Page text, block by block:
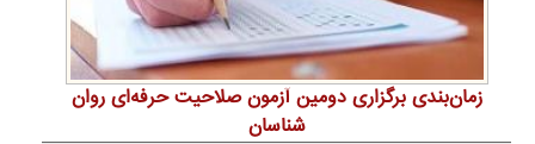
زمان‌بندی برگزاری دومین آزمون صلاحیت حرفه‌ای روان
شناسان